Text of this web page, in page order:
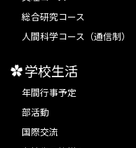
総合研究コース
人間科学コース（通信制）
学校生活
年間行事予定
部活動
国際交流